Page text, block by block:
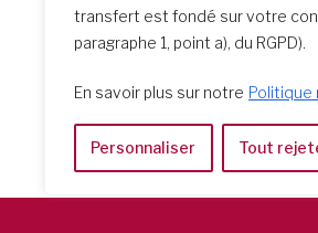
transfert est fondé sur votre
paragraphe 1, point a), du RGPD).
En savoir plus sur notre Politique
Personnaliser Tout